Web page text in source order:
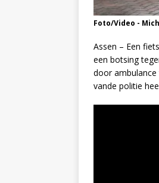
Foto/Video -
Assen – Een
een botsing
door ambulance
vande politie